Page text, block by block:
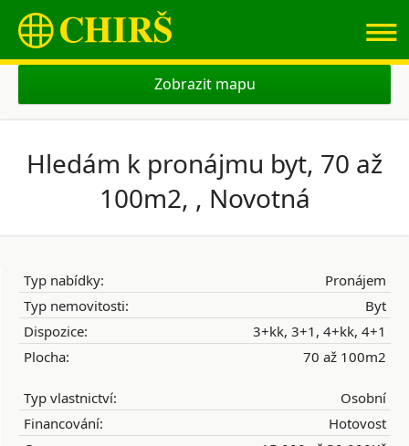
≡
Zobrazit mapu
Hledám k pronájmu byt, 70 až
100m2, , Novotná
Typ nabídky:
Pronájem
Typ nemovitosti:
Byt
Dispozice:
3+kk, 3+1, 4+kk, 4+1
Plocha:
70 až 100m2
Typ vlastnictví:
Osobní
Financování:
Hotovost